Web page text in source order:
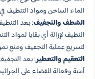
الماء الساخن ومواد التنظيف
الشطف والتجفيف: بعد
النظيف لإزالة أي بقايا
لتسريع عملية التجفيف ومنع نمو
التعقيم والتعطير: بعد
آمنة وفعالة للقضاء على